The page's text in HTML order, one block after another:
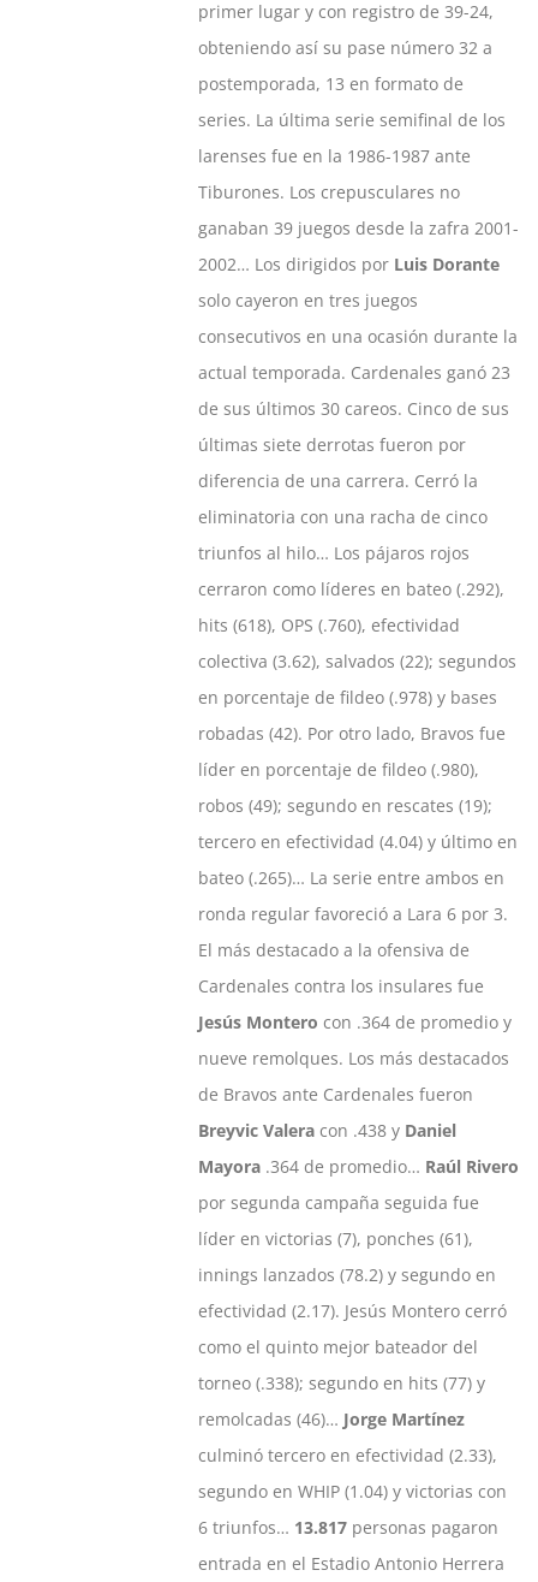
primer lugar y con registro de 39-24,
obteniendo así su pase número 32 a
postemporada, 13 en formato de
series. La última serie semifinal de los
larenses fue en la 1986-1987 ante
Tiburones. Los crepusculares no
ganaban 39 juegos desde la zafra 2001-
2002… Los dirigidos por Luis Dorante
solo cayeron en tres juegos
consecutivos en una ocasión durante la
actual temporada. Cardenales ganó 23
de sus últimos 30 careos. Cinco de sus
últimas siete derrotas fueron por
diferencia de una carrera. Cerró la
eliminatoria con una racha de cinco
triunfos al hilo… Los pájaros rojos
cerraron como líderes en bateo (.292),
hits (618), OPS (.760), efectividad
colectiva (3.62), salvados (22); segundos
en porcentaje de fildeo (.978) y bases
robadas (42). Por otro lado, Bravos fue
líder en porcentaje de fildeo (.980),
robos (49); segundo en rescates (19);
tercero en efectividad (4.04) y último en
bateo (.265)… La serie entre ambos en
ronda regular favoreció a Lara 6 por 3.
El más destacado a la ofensiva de
Cardenales contra los insulares fue
Jesús Montero con .364 de promedio y
nueve remolques. Los más destacados
de Bravos ante Cardenales fueron
Breyvic Valera con .438 y Daniel
Mayora .364 de promedio… Raúl Rivero
por segunda campaña seguida fue
líder en victorias (7), ponches (61),
innings lanzados (78.2) y segundo en
efectividad (2.17). Jesús Montero cerró
como el quinto mejor bateador del
torneo (.338); segundo en hits (77) y
remolcadas (46)… Jorge Martínez
culminó tercero en efectividad (2.33),
segundo en WHIP (1.04) y victorias con
6 triunfos… 13.817 personas pagaron
entrada en el Estadio Antonio Herrera